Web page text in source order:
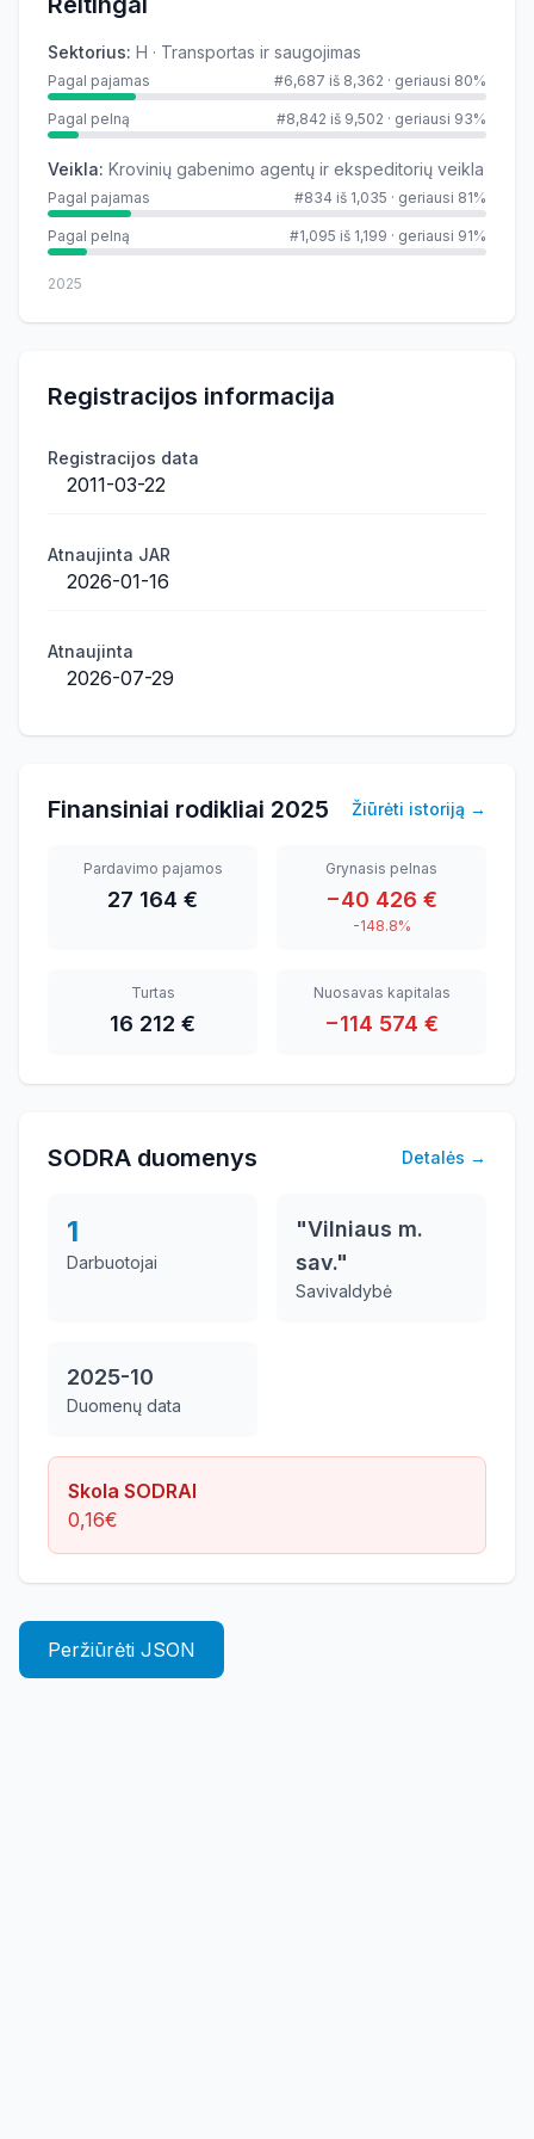
Sektorius: H · Transportas ir saugojimas
Pagal pajamas #6,687 iš 8,362 · geriausi 80%
Pagal pelną #8,842 iš 9,502 · geriausi 93%
Veikla: Krovinių gabenimo agentų ir ekspeditorių veikla
Pagal pajamas #834 iš 1,035 · geriausi 81%
Pagal pelną #1,095 iš 1,199 · geriausi 91%
2025
Registracijos informacija
Registracijos data
2011-03-22
Atnaujinta JAR
2026-01-16
Atnaujinta
2026-07-29
Finansiniai rodikliai 2025 Žiūrėti istoriją →
Pardavimo pajamos
27 164 €
Grynasis pelnas
−40 426 €
-148.8%
Turtas
16 212 €
Nuosavas kapitalas
−114 574 €
SODRA duomenys Detalės →
1
Darbuotojai
"Vilniaus m.
sav."
Savivaldybė
2025-10
Duomenų data
Skola SODRAI
0,16€
Peržiūrėti JSON